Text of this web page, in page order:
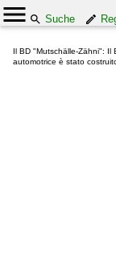
Suche
Il BD "Mutschälle-Zähni":
automotrice è stato